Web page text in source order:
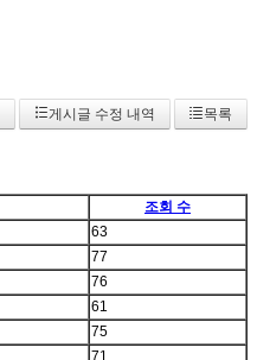
게시글 수정 내역 목록
조회 수
63
77
76
61
75
71